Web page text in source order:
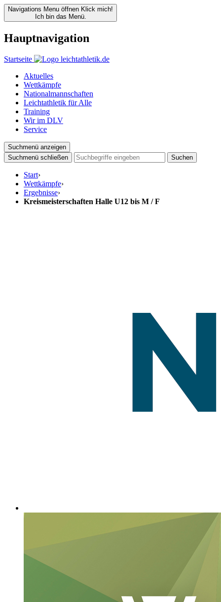
Navigations Menu öffnen Klick mich!
Ich bin das Menü.
Hauptnavigation
Startseite
Aktuelles
Wettkämpfe
Nationalmannschaften
Leichtathletik für Alle
Training
Wir im DLV
Service
Suchmenü anzeigen
Suchmenü schließen
Suchen
Start›
Wettkämpfe›
Ergebnisse›
Kreismeisterschaften Halle U12 bis M / F